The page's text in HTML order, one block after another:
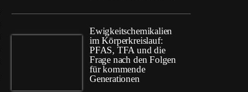
Ewigkeitschemikalien
im Körperkreislauf:
PFAS, TFA und die
Frage nach den Folgen
für kommende
Generationen